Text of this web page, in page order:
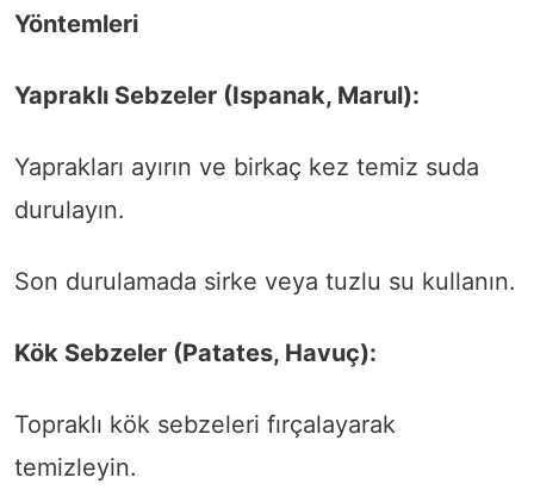
Yöntemleri
Yapraklı Sebzeler (Ispanak, Marul):
Yaprakları ayırın ve birkaç kez temiz suda
durulayın.
Son durulamada sirke veya tuzlu su kullanın.
Kök Sebzeler (Patates, Havuç):
Topraklı kök sebzeleri fırçalayarak
temizleyin.